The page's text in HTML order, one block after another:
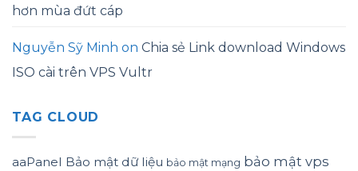
hơn mùa đứt cáp
Nguyễn Sỹ Minh on Chia sẻ Link download Windows
ISO cài trên VPS Vultr
TAG CLOUD
aaPanel Bảo mật dữ liệu bảo mật mạng bảo mật vps